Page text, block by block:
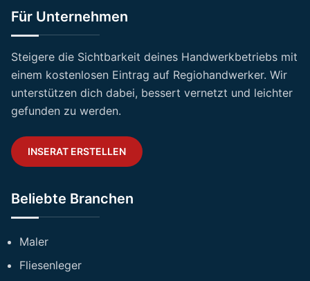
Für Unternehmen
Steigere die Sichtbarkeit deines Handwerkbetriebs mit
einem kostenlosen Eintrag auf Regiohandwerker. Wir
unterstützen dich dabei, bessert vernetzt und leichter
gefunden zu werden.
INSERAT ERSTELLEN
Beliebte Branchen
Maler
Fliesenleger